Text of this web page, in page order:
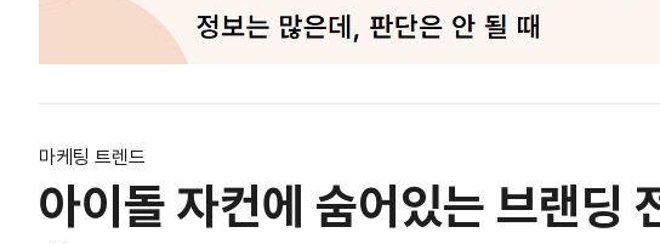
마케팅 트렌드
아이돌 자컨에 숨어있는 브랜딩